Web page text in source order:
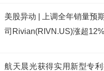
美股异动 | 上调全年销量预
司Rivian(RIVN.US)涨超12%
航天晨光获得实用新型专利